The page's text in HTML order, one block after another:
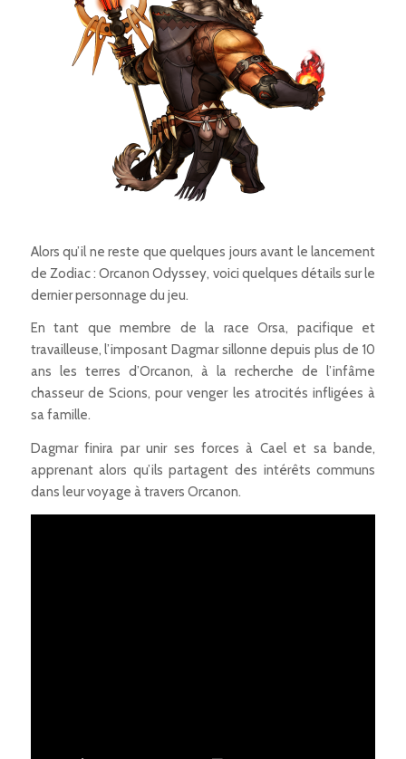
Alors qu’il ne reste que quelques jours avant le lancement
de Zodiac : Orcanon Odyssey, voici quelques détails sur le
dernier personnage du jeu.
En tant que membre de la race Orsa, pacifique et
travailleuse, l’imposant Dagmar sillonne depuis plus de 10
ans les terres d’Orcanon, à la recherche de l’infâme
chasseur de Scions, pour venger les atrocités infligées à
sa famille.
Dagmar finira par unir ses forces à Cael et sa bande,
apprenant alors qu’ils partagent des intérêts communs
dans leur voyage à travers Orcanon.